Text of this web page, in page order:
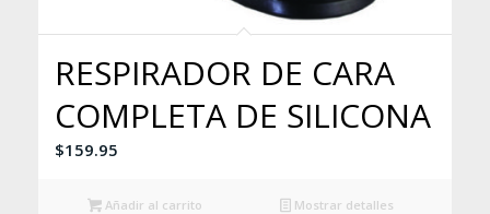
RESPIRADOR DE CARA
COMPLETA DE SILICONA
$159.95
Añadir al carrito Mostrar detalles